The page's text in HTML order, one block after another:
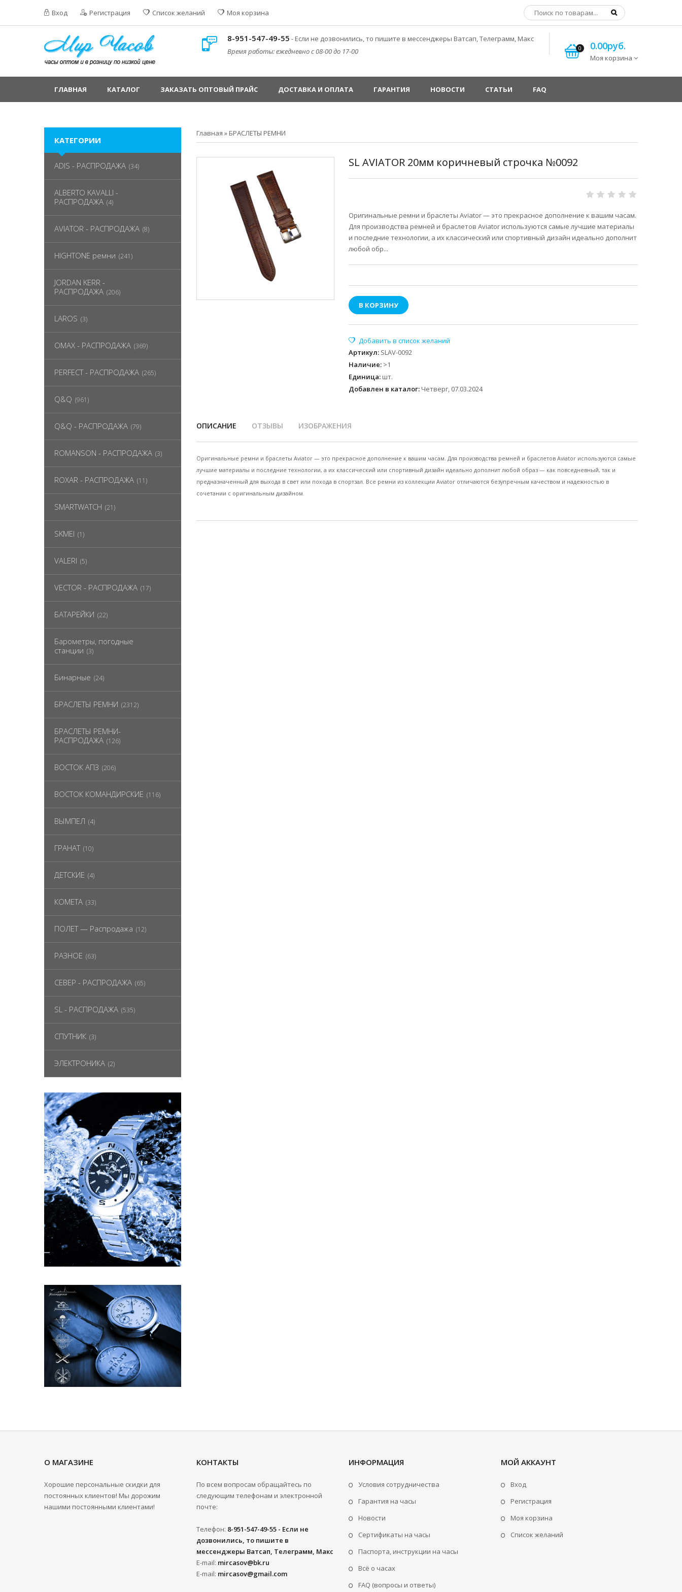
Вход Регистрация Список желаний Моя корзина
8-951-547-49-55 - Если не дозвонились, то пишите в мессенджеры Ватсап, Телеграмм, Макс
Время работы: ежедневно с 08-00 до 17-00
0 0.00руб.
Моя корзина
ГЛАВНАЯ КАТАЛОГ ЗАКАЗАТЬ ОПТОВЫЙ ПРАЙС ДОСТАВКА И ОПЛАТА ГАРАНТИЯ НОВОСТИ СТАТЬИ FAQ
Главная » БРАСЛЕТЫ РЕМНИ
SL AVIATOR 20мм коричневый строчка №0092
Оригинальные ремни и браслеты Aviator — это прекрасное дополнение к вашим часам.
Для производства ремней и браслетов Aviator используются самые лучшие материалы
и последние технологии, а их классический или спортивный дизайн идеально дополнит
любой обр...
В КОРЗИНУ
Артикул: SLAV-0092
Наличие: >1
Единица: шт.
Добавлен в каталог: Четверг, 07.03.2024
ОПИСАНИЕ ОТЗЫВЫ ИЗОБРАЖЕНИЯ
Оригинальные ремни и браслеты Aviator — это прекрасное дополнение к вашим часам. Для производства ремней и браслетов Aviator используются самые
лучшие материалы и последние технологии, а их классический или спортивный дизайн идеально дополнит любой образ — как повседневный, так и
предназначенный для выхода в свет или похода в спортзал. Все ремни из коллекции Aviator отличаются безупречным качеством и надежностью в
сочетании с оригинальным дизайном.
КАТЕГОРИИ
ADIS - РАСПРОДАЖА (34)
ALBERTO KAVALLI -
РАСПРОДАЖА (4)
AVIATOR - РАСПРОДАЖА (8)
HIGHTONE ремни (241)
JORDAN KERR -
РАСПРОДАЖА (206)
LAROS (3)
OMAX - РАСПРОДАЖА (369)
PERFECT - РАСПРОДАЖА (265)
Q&Q (961)
Q&Q - РАСПРОДАЖА (79)
ROMANSON - РАСПРОДАЖА (3)
ROXAR - РАСПРОДАЖА (11)
SMARTWATCH (21)
SKMEI (1)
VALERI (5)
VECTOR - РАСПРОДАЖА (17)
БАТАРЕЙКИ (22)
Барометры, погодные
станции (3)
Бинарные (24)
БРАСЛЕТЫ РЕМНИ (2312)
БРАСЛЕТЫ РЕМНИ-
РАСПРОДАЖА (126)
ВОСТОК АПЗ (206)
ВОСТОК КОМАНДИРСКИЕ (116)
ВЫМПЕЛ (4)
ГРАНАТ (10)
ДЕТСКИЕ (4)
КОМЕТА (33)
ПОЛЕТ — Распродажа (12)
РАЗНОЕ (63)
СЕВЕР - РАСПРОДАЖА (65)
SL - РАСПРОДАЖА (535)
СПУТНИК (3)
ЭЛЕКТРОНИКА (2)
О МАГАЗИНЕ
Хорошие персональные скидки для
постоянных клиентов! Мы дорожим
нашими постоянными клиентами!
КОНТАКТЫ
По всем вопросам обращайтесь по
следующим телефонам и электронной
почте:
Телефон: 8-951-547-49-55 - Если не
дозвонились, то пишите в
мессенджеры Ватсап, Телеграмм, Макс
E-mail: mircasov@bk.ru
E-mail: mircasov@gmail.com
ИНФОРМАЦИЯ
Условия сотрудничества
Гарантия на часы
Новости
Сертификаты на часы
Паспорта, инструкции на часы
Всё о часах
FAQ (вопросы и ответы)
МОЙ АККАУНТ
Вход
Регистрация
Моя корзина
Cписок желаний